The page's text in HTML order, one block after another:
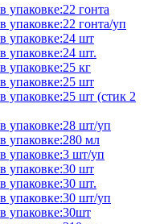
упаковке:22 гонта
упаковке:22 гонта/уп
упаковке:24 шт
упаковке:24 шт.
упаковке:25 кг
упаковке:25 шт
упаковке:25 шт (стик 2
упаковке:28 шт/уп
упаковке:280 мл
упаковке:3 шт/уп
упаковке:30 шт
упаковке:30 шт.
упаковке:30 шт/уп
упаковке:30шт